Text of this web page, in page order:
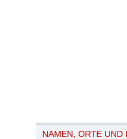
NAMEN, ORTE UND